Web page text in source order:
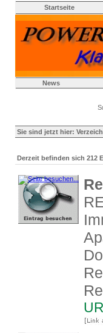
Startseite
News
Sie sind jetzt hier:
Derzeit befinden sich 212